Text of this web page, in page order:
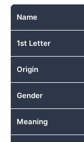
Name
1st Letter
Origin
Gender
Meaning